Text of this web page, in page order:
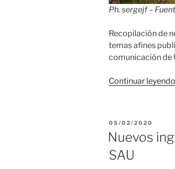
Ph. sergejf –
Recopilación de
temas afines
comunicación de
Continuar leyendo
PUBLICADO
EL
05/02/2020
Nuevos
SAU